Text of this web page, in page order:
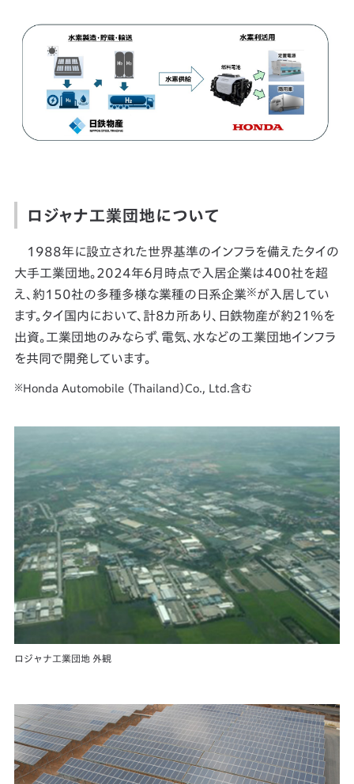
ロジャナ工業団地について
1988年に設立された世界基準のインフラを備えたタイの
大手工業団地。2024年6月時点で入居企業は400社を超
え、約150社の多種多様な業種の日系企業※が入居してい
ます。タイ国内において、計8カ所あり、日鉄物産が約21％を
出資。工業団地のみならず、電気、水などの工業団地インフラ
を共同で開発しています。
※ Honda Automobile （Thailand）Co., Ltd.含む
ロジャナ工業団地 外観